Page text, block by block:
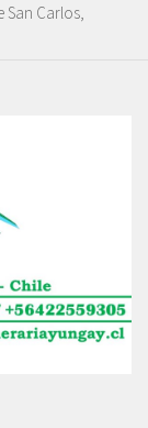
San Carlos,